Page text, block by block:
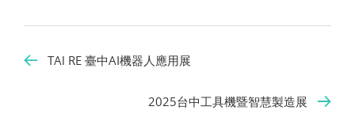
TAl RE 臺中AI機器人應用展
2025台中工具機暨智慧製造展